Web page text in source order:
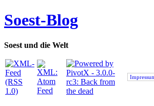
Soest-Blog
Soest und die Welt